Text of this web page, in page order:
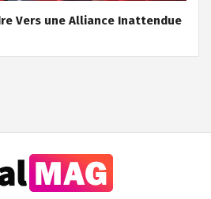
Vers une Alliance Inattendue